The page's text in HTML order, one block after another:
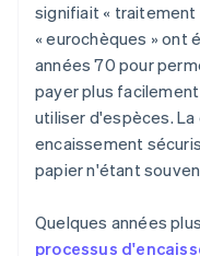
signifiait « traitement
« eurochèques » ont
années 70 pour
payer plus
utiliser d'espèces. La
encaissement
papier n'étant
Quelques années
processus